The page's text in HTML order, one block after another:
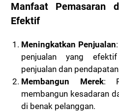
Manfaat Pemasaran
Efektif
Meningkatkan Penjualan
penjualan yang
penjualan dan
Membangun Merek:
membangun kesadaran
di benak pelanggan.